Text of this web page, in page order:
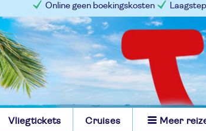
Online geen boekingskosten
Vliegtickets Cruises Meer